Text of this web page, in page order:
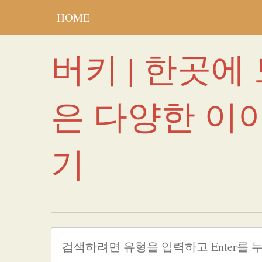
HOME
버키 | 한곳에
은 다양한 이
기